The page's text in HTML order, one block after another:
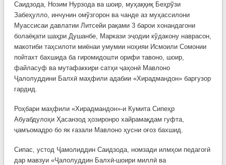
Саидзода, Нозим Нурзода ва шоир, муҳаққиқ Беҳрўзи
Забеҳулло, инчунин омўзгорон ва чанде аз муҳассилони
Муассисаи давлатии Литсейи рақами 3 барои хонандагони
болаёқати шаҳри Душанбе, Маркази эҷодии кўдакону наврасон,
макотиби таҳсилоти миёнаи умумии ноҳияи Исмоили Сомонии
пойтахт бахшида ба гиромидошти орифи тавоно, шоир,
файласуф ва мутафаккири сатҳи ҷаҳонӣ Мавлоно
Ҷалолуддини Балхӣ маҳфили адабии «Хирадмандон» баргузор
гардид.
Роҳбари маҳфили «Хирадмандон»-и Кумита Сипеҳр
Абуабдулоҳи Ҳасанзод ҳозиронро хайрамақдам гуфта,
ҷамъомадро бо як ғазали Мавлоно ҳусни оғоз бахшид.
Сипас, устод Ҷамолиддин Саидзода, номзади илмҳои педагогӣ
дар мавзуи «Ҷалолуддин Балхӣ-шоири миллӣ ва